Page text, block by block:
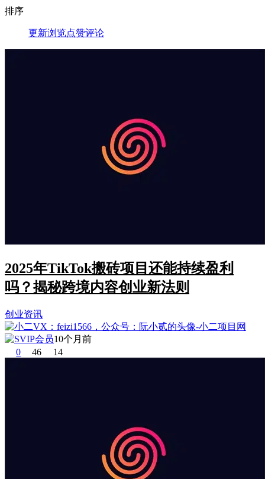
排序
更新浏览点赞评论
2025年TikTok搬砖项目还能持续盈利
吗？揭秘跨境内容创业新法则
创业资讯
10个月前
0
46 14